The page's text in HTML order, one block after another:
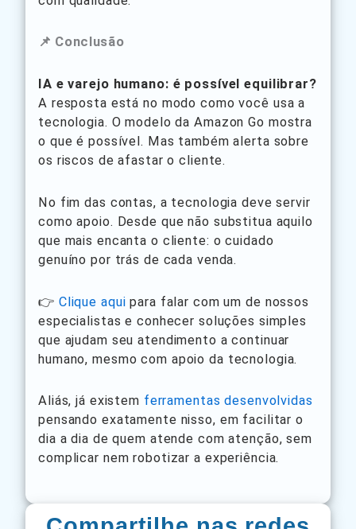
📌 Conclusão
IA e varejo humano: é possível equilibrar?
A resposta está no modo como você usa a
tecnologia. O modelo da Amazon Go mostra
o que é possível. Mas também alerta sobre
os riscos de afastar o cliente.
No fim das contas, a tecnologia deve servir
como apoio. Desde que não substitua aquilo
que mais encanta o cliente: o cuidado
genuíno por trás de cada venda.
👉 Clique aqui para falar com um de nossos
especialistas e conhecer soluções simples
que ajudam seu atendimento a continuar
humano, mesmo com apoio da tecnologia.
Aliás, já existem ferramentas desenvolvidas
pensando exatamente nisso, em facilitar o
dia a dia de quem atende com atenção, sem
complicar nem robotizar a experiência.